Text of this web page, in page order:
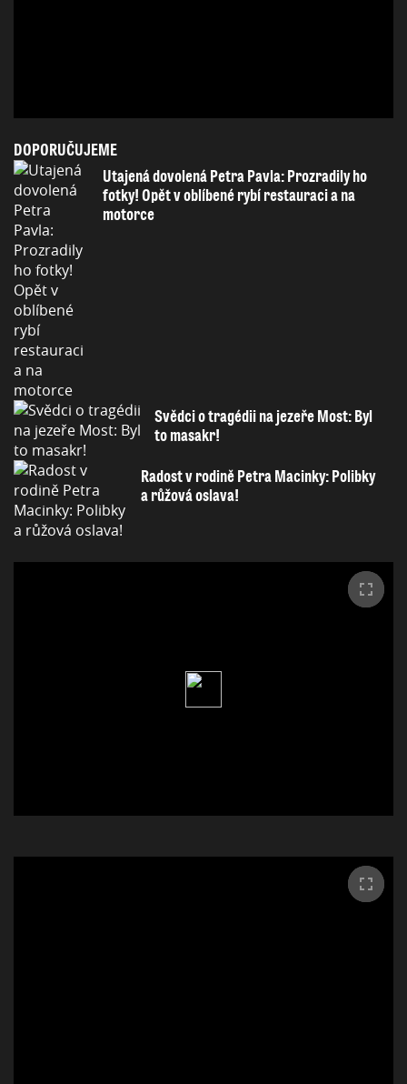
DOPORUČUJEME
Utajená dovolená Petra Pavla: Prozradily ho
fotky! Opět v oblíbené rybí restauraci a na
motorce
Svědci o tragédii na jezeře Most: Byl
to masakr!
Radost v rodině Petra Macinky: Polibky
a růžová oslava!